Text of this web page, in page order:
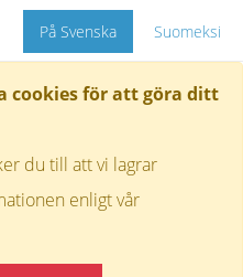
cookies för att göra ditt
du till att vi lagrar
enligt vår
På Svenska Suomeksi